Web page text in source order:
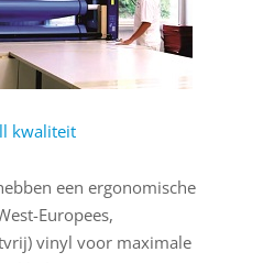
kwaliteit
een ergonomische
Europees,
vinyl voor maximale